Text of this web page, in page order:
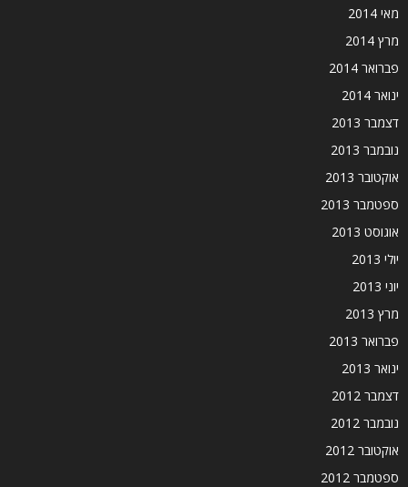
מאי 2014
מרץ 2014
פברואר 2014
ינואר 2014
דצמבר 2013
נובמבר 2013
אוקטובר 2013
ספטמבר 2013
אוגוסט 2013
יולי 2013
יוני 2013
מרץ 2013
פברואר 2013
ינואר 2013
דצמבר 2012
נובמבר 2012
אוקטובר 2012
ספטמבר 2012